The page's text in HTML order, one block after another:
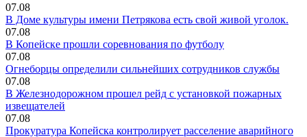
07.08
В Доме культуры имени Петрякова есть свой живой уголок.
07.08
В Копейске прошли соревнования по футболу
07.08
Огнеборцы определили сильнейших сотрудников службы
07.08
В Железнодорожном прошел рейд с установкой пожарных
извещателей
07.08
Прокуратура Копейска контролирует расселение аварийного